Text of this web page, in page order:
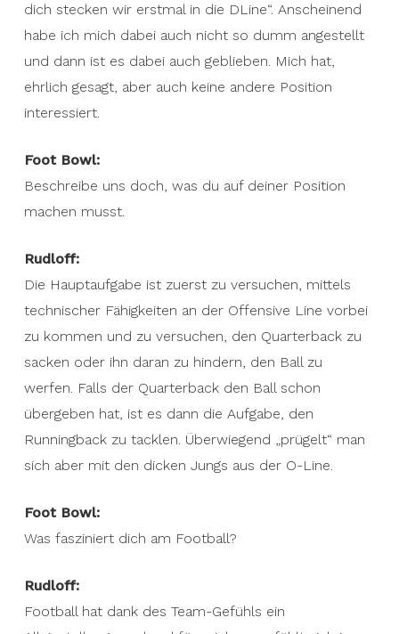
dich stecken wir erstmal in die DLine“. Anscheinend
habe ich mich dabei auch nicht so dumm angestellt
und dann ist es dabei auch geblieben. Mich hat,
ehrlich gesagt, aber auch keine andere Position
interessiert.
Foot Bowl:
Beschreibe uns doch, was du auf deiner Position
machen musst.
Rudloff:
Die Hauptaufgabe ist zuerst zu versuchen, mittels
technischer Fähigkeiten an der Offensive Line vorbei
zu kommen und zu versuchen, den Quarterback zu
sacken oder ihn daran zu hindern, den Ball zu
werfen. Falls der Quarterback den Ball schon
übergeben hat, ist es dann die Aufgabe, den
Runningback zu tacklen. Überwiegend „prügelt“ man
sich aber mit den dicken Jungs aus der O-Line.
Foot Bowl:
Was fasziniert dich am Football?
Rudloff:
Football hat dank des Team-Gefühls ein